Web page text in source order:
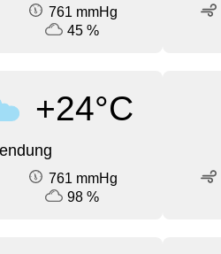
761 mmHg
45 %
+24°C
761 mmHg
98 %